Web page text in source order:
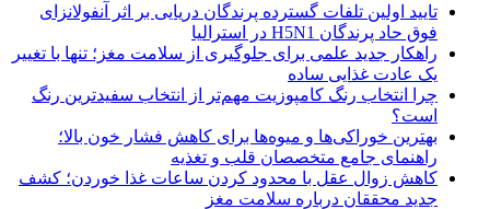
تایید اولین تلفات گسترده پرندگان دریایی بر اثر آنفولانزای
فوق حاد پرندگان H5N1 در استرالیا
راهکار جدید علمی برای جلوگیری از سلامت مغز؛ تنها با تغییر
یک عادت غذایی ساده
چرا انتخاب رنگ کامپوزیت مهم‌تر از انتخاب سفیدترین رنگ
است؟
بهترین خوراکی‌ها و میوه‌ها برای کاهش فشار خون بالا؛
راهنمای جامع متخصصان قلب و تغذیه
کاهش زوال عقل با محدود کردن ساعات غذا خوردن؛ کشف
جدید محققان درباره سلامت مغز